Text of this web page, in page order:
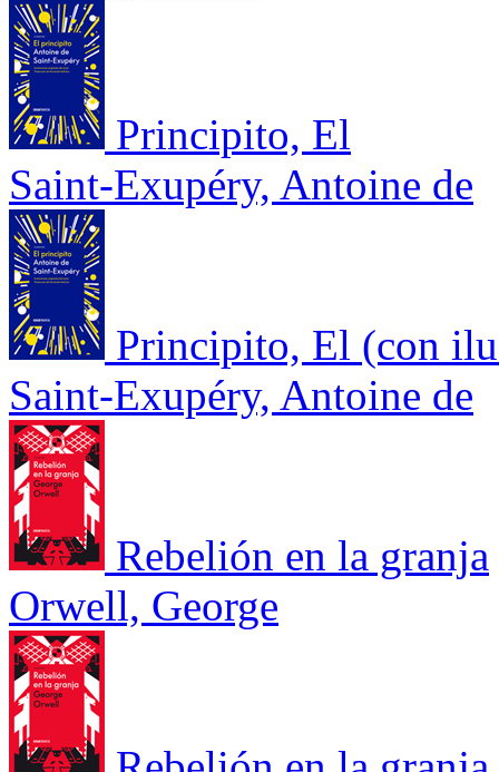
Principito, El
Saint-Exupéry, Antoine de
Principito, El (con
Saint-Exupéry, Antoine de
Rebelión en la granja
Orwell, George